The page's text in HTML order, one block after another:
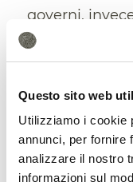
Questo sito web
Utilizziamo i cookie
annunci, per fornire
analizzare il nostro
informazioni sul
governi,
di promuovere
agricole,
organici,
dell’azoto